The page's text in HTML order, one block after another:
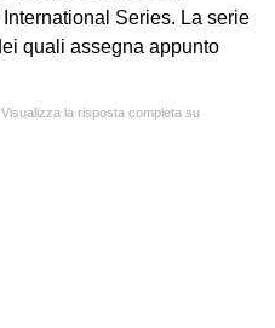
Series. La serie
quali assegna appunto
Visualizza la risposta completa su